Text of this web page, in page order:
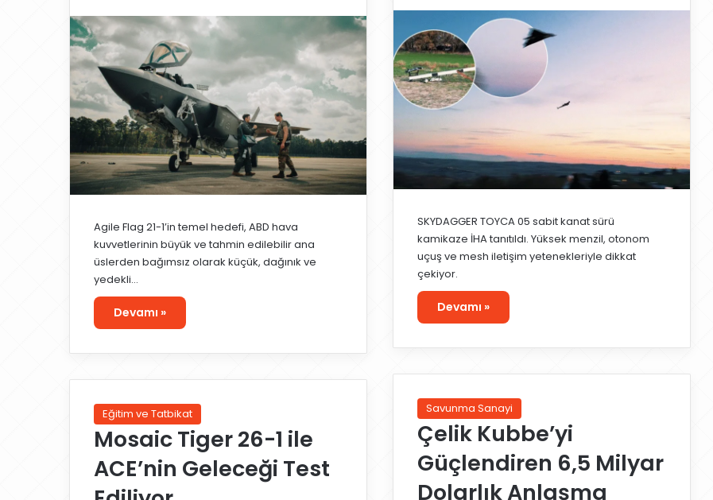
SKYDAGGER TOYCA 05 sabit kanat sürü
kamikaze İHA tanıtıldı. Yüksek menzil, otonom
uçuş ve mesh iletişim yetenekleriyle dikkat
çekiyor.
Devamı »
Agile Flag 21-1’in temel hedefi, ABD hava
kuvvetlerinin büyük ve tahmin edilebilir ana
üslerden bağımsız olarak küçük, dağınık ve
yedekli…
Devamı »
Savunma Sanayi
Çelik Kubbe’yi
Güçlendiren 6,5 Milyar
Dolarlık Anlaşma
Eğitim ve Tatbikat
Mosaic Tiger 26-1 ile
ACE’nin Geleceği Test